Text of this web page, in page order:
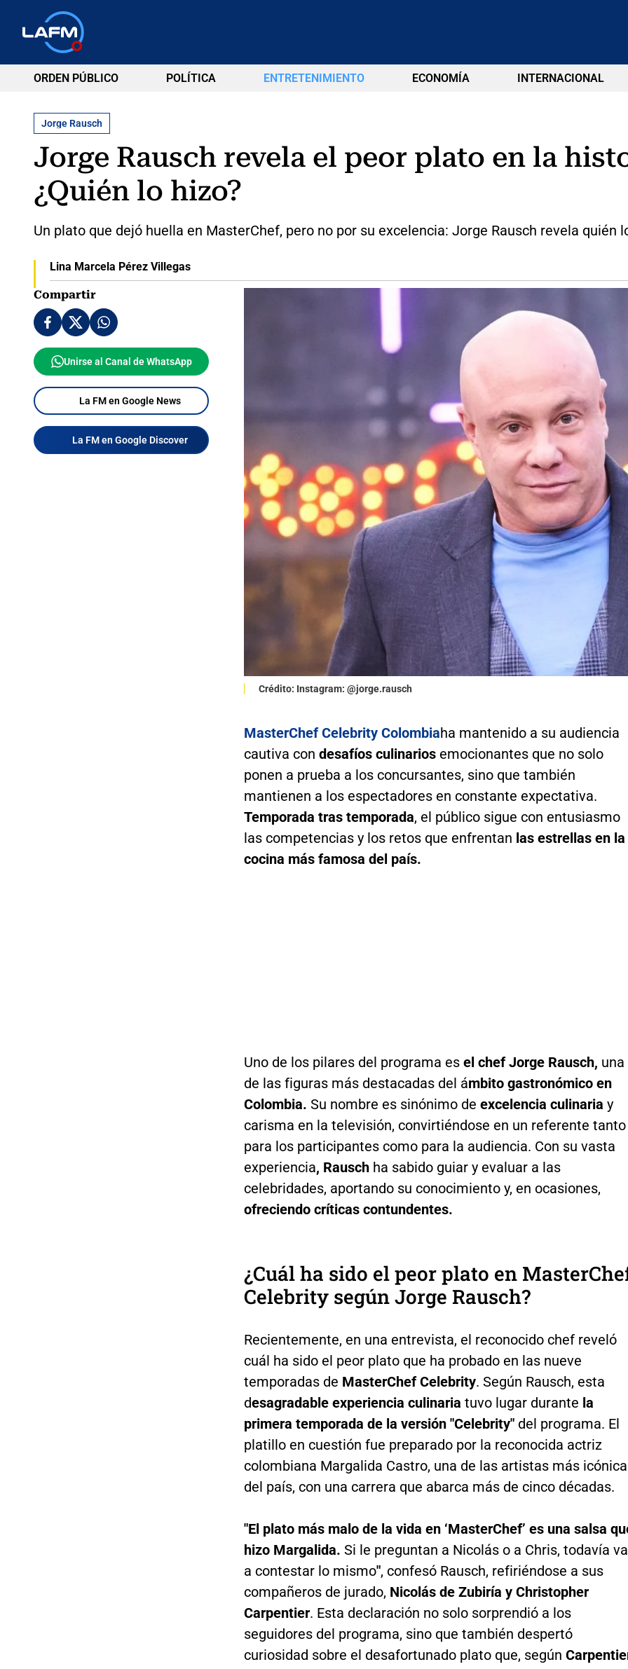
ORDEN PÚBLICO POLÍTICA ENTRETENIMIENTO ECONOMÍA INTERNACIONAL
Jorge Rausch
Jorge Rausch revela el peor plato en la
¿Quién lo hizo?
Un plato que dejó huella en MasterChef, pero no por su excelencia: Jorge Rausch revela quién
Lina Marcela Pérez Villegas
Compartir
Unirse al Canal de WhatsApp
La FM en Google News
La FM en Google Discover
Crédito: Instagram: @jorge.rausch
MasterChef Celebrity Colombiaha mantenido a su audiencia
cautiva con desafíos culinariosemocionantes que no solo
ponen a prueba a los concursantes, sino que también
mantienen a los espectadores en constante expectativa.
Temporada tras temporada, el público sigue con entusiasmo
las competencias y los retos que enfrentan las estrellas en la
cocina más famosa del país.
Uno de los pilares del programa es el chef Jorge Rausch, una
de las figuras más destacadas del ámbito gastronómico en
Colombia. Su nombre es sinónimo de excelencia culinaria y
carisma en la televisión, convirtiéndose en un referente tanto
para los participantes como para la audiencia. Con su vasta
experiencia, Rausch ha sabido guiar y evaluar a las
celebridades, aportando su conocimiento y, en ocasiones,
ofreciendo críticas contundentes.
¿Cuál ha sido el peor plato en
Celebrity según Jorge Rausch?
Recientemente, en una entrevista, el reconocido chef reveló
cuál ha sido el peor plato que ha probado en las nueve
temporadas de MasterChef Celebrity. Según Rausch, esta
desagradable experiencia culinaria tuvo lugar durante la
primera temporada de la versión "Celebrity"del programa. El
platillo en cuestión fue preparado por la reconocida actriz
colombiana Margalida Castro, una de las artistas más
del país, con una carrera que abarca más de cinco décadas.
"El plato más malo de la vida en ‘MasterChef’ es una salsa
hizo Margalida. Si le preguntan a Nicolás o a Chris, todavía
a contestar lo mismo", confesó Rausch, refiriéndose a sus
compañeros de jurado, Nicolás de Zubiría y Christopher
Carpentier. Esta declaración no solo sorprendió a los
seguidores del programa, sino que también despertó
curiosidad sobre el desafortunado plato que, según